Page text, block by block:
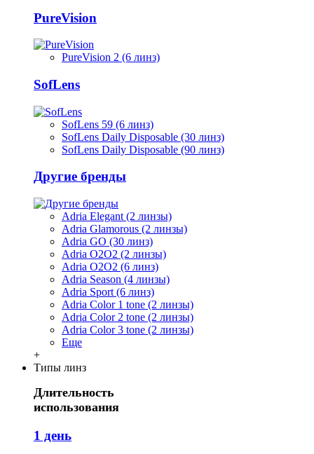
PureVision
PureVision 2 (6 линз)
SofLens
SofLens 59 (6 линз)
SofLens Daily Disposable (30 линз)
SofLens Daily Disposable (90 линз)
Другие бренды
Adria Elegant (2 линзы)
Adria Glamorous (2 линзы)
Adria GO (30 линз)
Adria O2O2 (2 линзы)
Adria O2O2 (6 линз)
Adria Season (4 линзы)
Adria Sport (6 линз)
Adria Сolor 1 tone (2 линзы)
Adria Сolor 2 tone (2 линзы)
Adria Сolor 3 tone (2 линзы)
Еще
+
Типы линз
Длительность
использования
1 день